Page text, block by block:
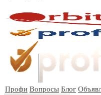
Профи Вопросы Блог